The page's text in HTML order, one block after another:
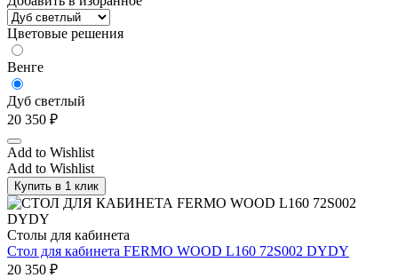
Цветовые решения
Венге
Дуб светлый
20 350 ₽
Add to Wishlist
Add to Wishlist
Купить в 1 клик
Столы для кабинета
Стол для кабинета FERMO WOOD L160 72S002 DYDY
20 350 ₽